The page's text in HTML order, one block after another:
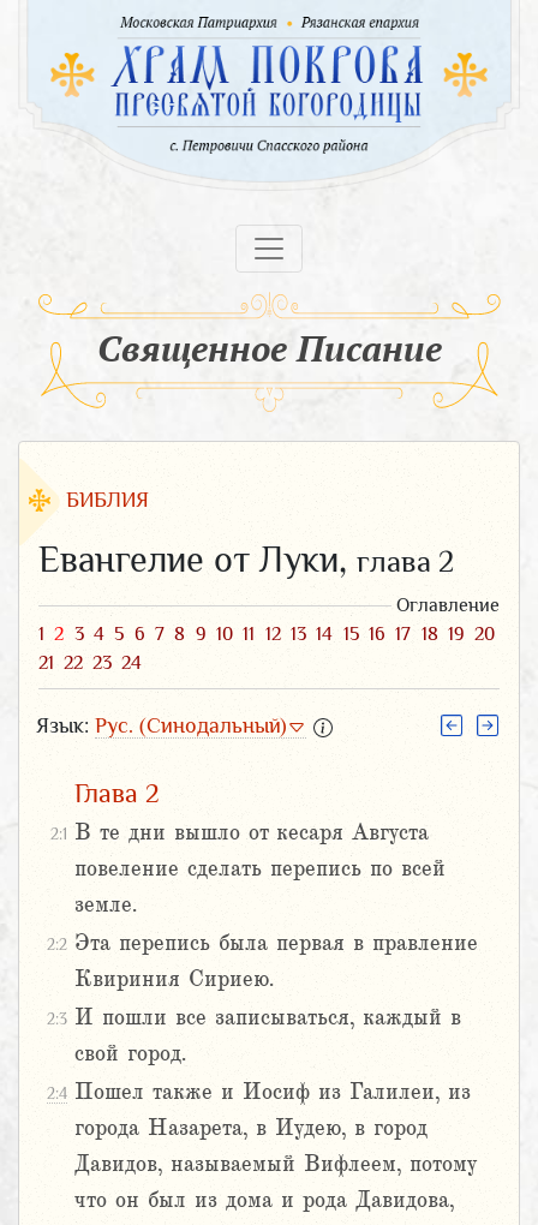
Священное Писание
БИБЛИЯ
Евангелие от Луки, глава 2
Оглавление
1 2 3 4 5 6 7 8 9 10 11 12 13 14 15 16 17 18 19 20
21 22 23 24
Язык: Рус. (Синодальный)
Глава 2
2:1 В те дни вышло от кесаря Августа
повеление сделать перепись по всей
земле.
2:2 Эта перепись была первая в правление
Квириния Сириею.
2:3 И пошли все записываться, каждый в
свой город.
2:4 Пошел также и Иосиф из Галилеи, из
города Назарета, в Иудею, в город
Давидов, называемый Вифлеем, потому
что он был из дома и рода Давидова,